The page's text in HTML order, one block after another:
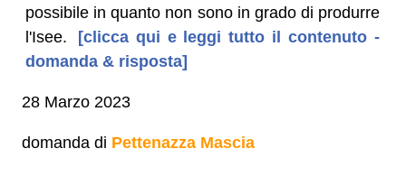
possibile in quanto non sono in grado di produrre
l'Isee.
[clicca qui e leggi tutto il contenuto -
domanda & risposta]
28 Marzo 2023
domanda di Pettenazza Mascia